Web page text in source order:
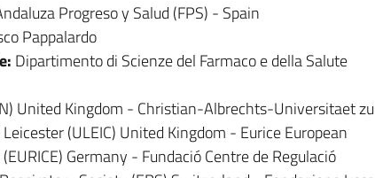
Progreso y Salud (FPS) - Spain
Pappalardo
Dipartimento di Scienze del Farmaco e della Salute
United Kingdom - Christian-Albrechts-Universitaet zu
(ULEIC) United Kingdom - Eurice European
Germany - Fundació Centre de Regulació